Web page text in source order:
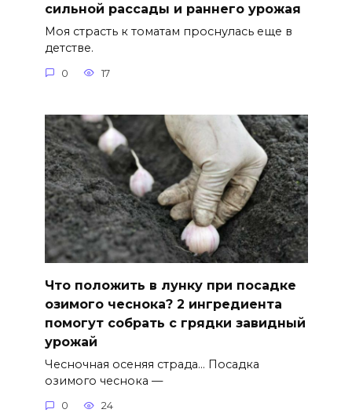
сильной рассады и раннего урожая
Моя страсть к томатам проснулась еще в
детстве.
0 17
Что положить в лунку при посадке
озимого чеснока? 2 ингредиента
помогут собрать с грядки завидный
урожай
Чесночная осеняя страда… Посадка
озимого чеснока —
0 24